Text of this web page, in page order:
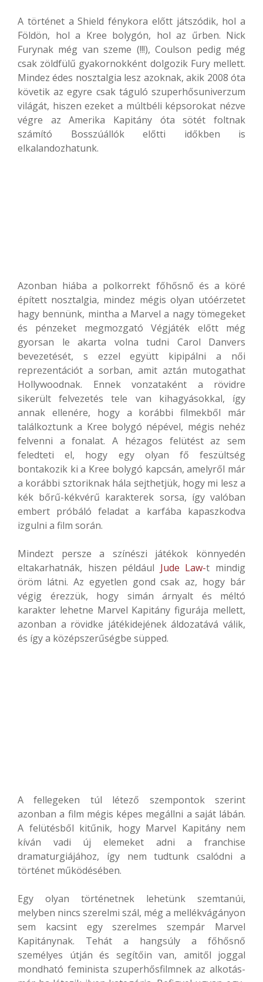
A történet a Shield fénykora előtt játszódik, hol a
Földön, hol a Kree bolygón, hol az űrben. Nick
Furynak még van szeme (!!!), Coulson pedig még
csak zöldfülű gyakornokként dolgozik Fury mellett.
Mindez édes nosztalgia lesz azoknak, akik 2008 óta
követik az egyre csak táguló szuperhősuniverzum
világát, hiszen ezeket a múltbéli képsorokat nézve
végre az Amerika Kapitány óta sötét foltnak
számító Bosszúállók előtti időkben is
elkalandozhatunk.
Azonban hiába a polkorrekt főhősnő és a köré
épített nosztalgia, mindez mégis olyan utóérzetet
hagy bennünk, mintha a Marvel a nagy tömegeket
és pénzeket megmozgató Végjáték előtt még
gyorsan le akarta volna tudni Carol Danvers
bevezetését, s ezzel együtt kipipálni a női
reprezentációt a sorban, amit aztán mutogathat
Hollywoodnak. Ennek vonzataként a rövidre
sikerült felvezetés tele van kihagyásokkal, így
annak ellenére, hogy a korábbi filmekből már
találkoztunk a Kree bolygó népével, mégis nehéz
felvenni a fonalat. A hézagos felütést az sem
feledteti el, hogy egy olyan fő feszültség
bontakozik ki a Kree bolygó kapcsán, amelyről már
a korábbi sztoriknak hála sejthetjük, hogy mi lesz a
kék bőrű-kékvérű karakterek sorsa, így valóban
embert próbáló feladat a karfába kapaszkodva
izgulni a film során.
Mindezt persze a színészi játékok könnyedén
eltakarhatnák, hiszen például Jude Law-t mindig
öröm látni. Az egyetlen gond csak az, hogy bár
végig érezzük, hogy simán árnyalt és méltó
karakter lehetne Marvel Kapitány figurája mellett,
azonban a rövidke játékidejének áldozatává válik,
és így a középszerűségbe süpped.
A fellegeken túl létező szempontok szerint
azonban a film mégis képes megállni a saját lábán.
A felütésből kitűnik, hogy Marvel Kapitány nem
kíván vadi új elemeket adni a franchise
dramaturgiájához, így nem tudtunk csalódni a
történet működésében.
Egy olyan történetnek lehetünk szemtanúi,
melyben nincs szerelmi szál, még a mellékvágányon
sem kacsint egy szerelmes szempár Marvel
Kapitánynak. Tehát a hangsúly a főhősnő
személyes útján és segítőin van, amitől joggal
mondható feminista szuperhősfilmnek az alkotás-